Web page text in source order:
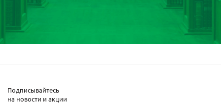
Подписывайтесь
на новости и акции